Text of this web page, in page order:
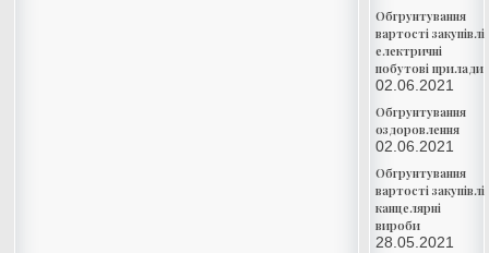
Обгрунтування
вартості закупівлі
електричні
побутові прилади
02.06.2021
Обгрунтування
оздоровлення
02.06.2021
Обгрунтування
вартості закупівлі
канцелярні
вироби
28.05.2021